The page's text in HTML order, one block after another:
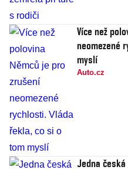
Více než
neomezené
myslí
Auto.cz
Jedna česká